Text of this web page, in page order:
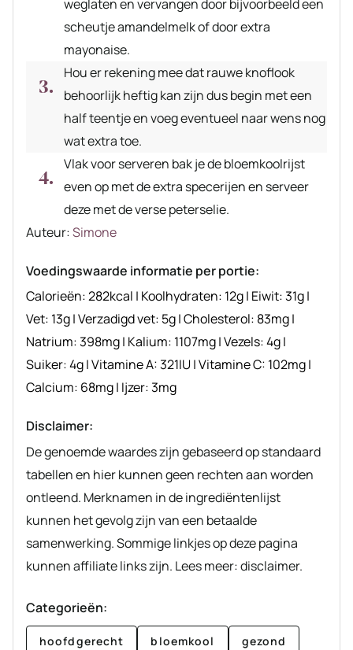
weglaten en vervangen door bijvoorbeeld een
scheutje amandelmelk of door extra
mayonaise.
Hou er rekening mee dat rauwe knoflook
behoorlijk heftig kan zijn dus begin met een
half teentje en voeg eventueel naar wens nog
wat extra toe.
Vlak voor serveren bak je de bloemkoolrijst
even op met de extra specerijen en serveer
deze met de verse peterselie.
Auteur
Auteur:Simone
Voedingswaarde informatie per portie:
Calorieën:282kcal | Koolhydraten: 12g| Eiwit:31g|
Vet: 13g|Verzadigd vet: 5g|Cholesterol: 83mg|
Natrium:398mg| Kalium: 1107mg|Vezels:4g|
Suiker:4g|Vitamine A:321IU|Vitamine C: 102mg|
Calcium: 68mg| Ijzer:3mg
Disclaimer:
De genoemde waardes zijn gebaseerd op standaard
tabellen en hier kunnen geen rechten aan worden
ontleend. Merknamen in de ingrediëntenlijst
kunnen het gevolg zijn van een betaalde
samenwerking. Sommige linkjes op deze pagina
kunnen affiliate links zijn. Lees meer: disclaimer.
Categorieën:
hoofdgerecht bloemkool gezond